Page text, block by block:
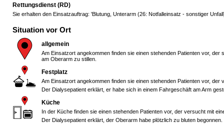
Rettungsdienst (RD)
Sie erhalten den Einsatzauftrag: 'Blutung, Unterarm (26: Notfalleinsatz - sonstiger
Situation vor Ort
allgemein
Am Einsatzort angekommen finden sie einen stehenden Patienten vor,
am Oberarm zu stillen.
Festplatz
Am Einsatzort angekommen finden sie einen stehenden Patienten vor,
Der Dialysepatient erklärt, er habe sich in einem Fahrgeschäft am Arm
Küche
In der Küche finden sie einen stehenden Patienten vor, der versucht mit
Der Dialysepatient erklärt, der Oberarm habe plötzlich zu bluten begonnen.